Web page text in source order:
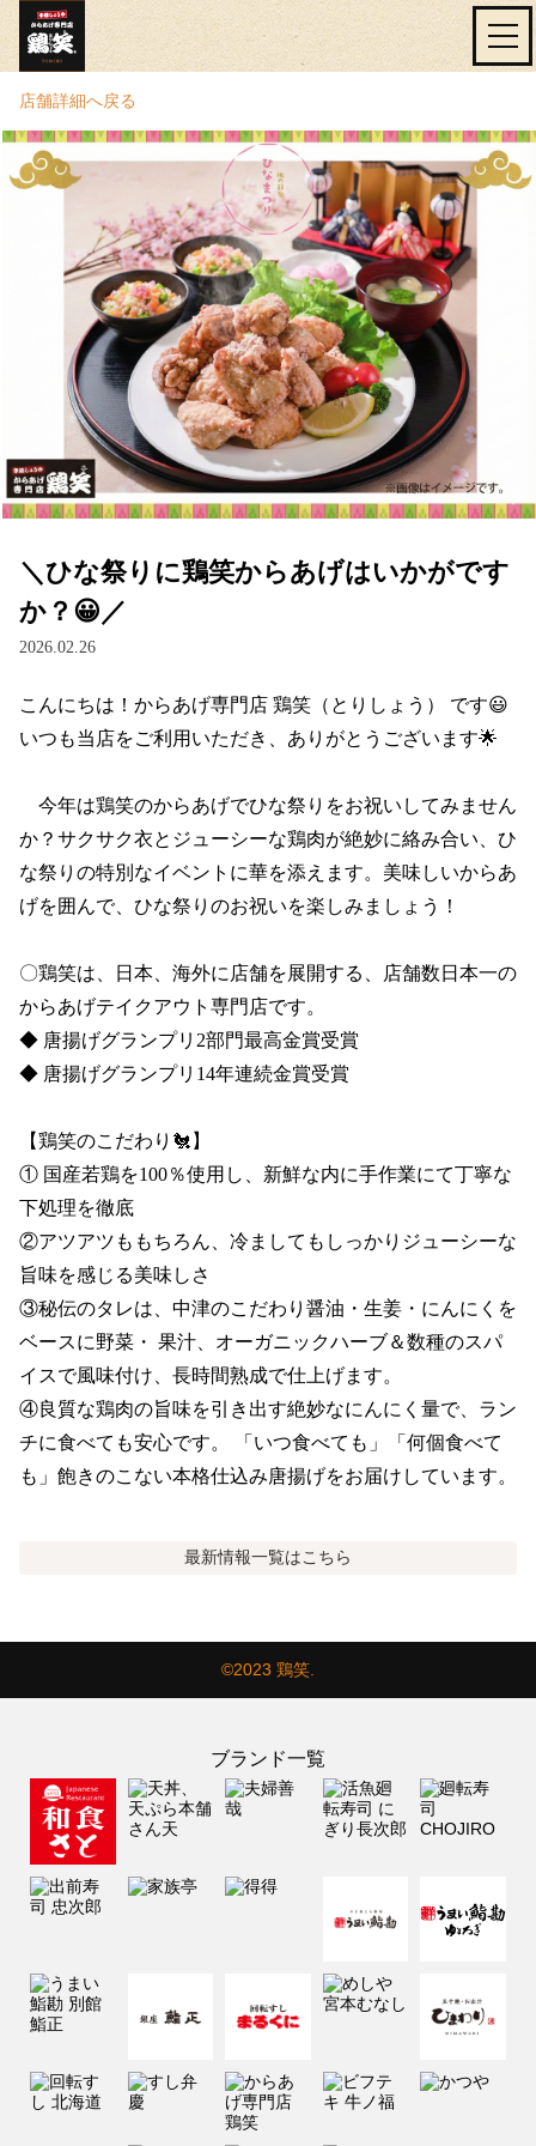
店舗詳細へ戻る
＼ひな祭りに鶏笑からあげはいかがです
か？😀／
2026.02.26
こんにちは！からあげ専門店 鶏笑（とりしょう） です😃
いつも当店をご利用いただき、ありがとうございます🌟
今年は鶏笑のからあげでひな祭りをお祝いしてみません
か？サクサク衣とジューシーな鶏肉が絶妙に絡み合い、ひ
な祭りの特別なイベントに華を添えます。美味しいからあ
げを囲んで、ひな祭りのお祝いを楽しみましょう！
〇鶏笑は、日本、海外に店舗を展開する、店舗数日本一の
からあげテイクアウト専門店です。
◆ 唐揚げグランプリ2部門最高金賞受賞
◆ 唐揚げグランプリ14年連続金賞受賞
【鶏笑のこだわり🐔】
① 国産若鶏を100％使用し、新鮮な内に手作業にて丁寧な
下処理を徹底
②アツアツももちろん、冷ましてもしっかりジューシーな
旨味を感じる美味しさ
③秘伝のタレは、中津のこだわり醤油・生姜・にんにくを
ベースに野菜・ 果汁、オーガニックハーブ＆数種のスパ
イスで風味付け、長時間熟成で仕上げます。
④良質な鶏肉の旨味を引き出す絶妙なにんにく量で、ラン
チに食べても安心です。 「いつ食べても」「何個食べて
も」飽きのこない本格仕込み唐揚げをお届けしています。
最新情報一覧はこちら
©2023 鶏笑.
ブランド一覧